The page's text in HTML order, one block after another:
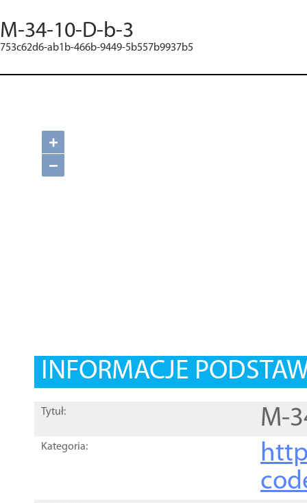
M-34-10-D-b-3
753c62d6-ab1b-466b-9449-5b557b9937b5
+
−
INFORMACJE
Tytuł: M-
Kategoria: